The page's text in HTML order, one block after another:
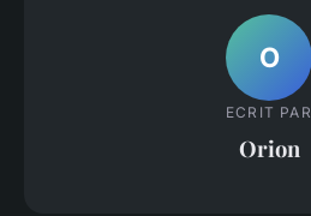
O
ECRIT PAR
Orion